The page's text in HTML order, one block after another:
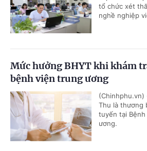
tổ chức xét
nghề nghiệp
Mức hưởng BHYT khi khám
bệnh viện trung ương
(Chinhphu.vn)
Thu là thương
tuyến tại Bệnh
ương.